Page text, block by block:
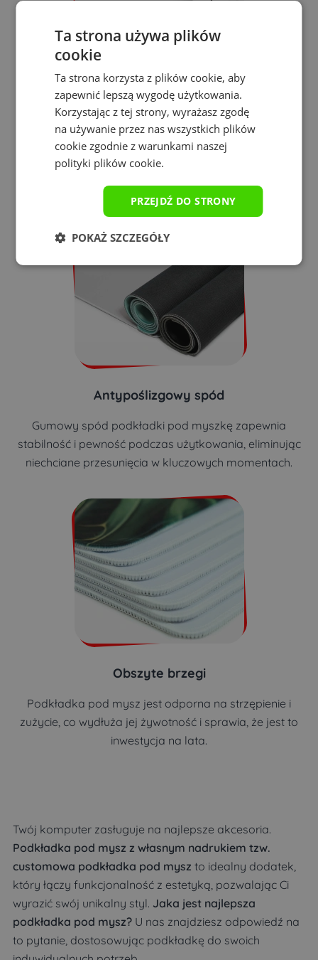
Precyzja grania
Wyraźna tekstura podkładki pod mysz
doskonałe działanie myszek
czujnika.
Antypoślizgowy spód
Gumowy spód podkładki pod myszkę zapewnia
stabilność i pewność podczas użytkowania, eliminując
niechciane przesunięcia w kluczowych momentach.
Obszyte brzegi
Podkładka pod mysz jest odporna na strzępienie i
zużycie, co wydłuża jej żywotność i sprawia, że jest to
inwestycja na lata.
Twój komputer zasługuje na najlepsze akcesoria.
Podkładka pod mysz z własnym nadrukiem tzw.
customowa podkładka pod mysz to idealny dodatek,
który łączy funkcjonalność z estetyką, pozwalając Ci
wyrazić swój unikalny styl. Jaka jest najlepsza
podkładka pod mysz? U nas znajdziesz odpowiedź na
to pytanie, dostosowując podkładkę do swoich
Ta strona używa plików
cookie
Ta strona korzysta z plików cookie, aby
zapewnić lepszą wygodę użytkowania.
Korzystając z tej strony, wyrażasz zgodę
na używanie przez nas wszystkich plików
cookie zgodnie z warunkami naszej
polityki plików cookie.
PRZEJDŹ DO STRONY
POKAŻ SZCZEGÓŁY